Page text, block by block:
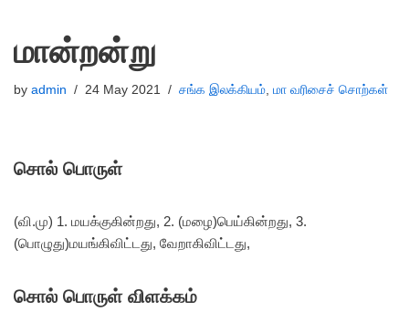
மான்றன்று
by admin 24 May 2021 சங்க இலக்கியம், மா வரிசைச் சொற்கள்
சொல் பொருள்
(வி.மு) 1. மயக்குகின்றது, 2. (மழை)பெய்கின்றது, 3.
(பொழுது)மயங்கிவிட்டது, வேறாகிவிட்டது,
சொல் பொருள் விளக்கம்